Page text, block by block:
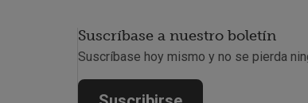
Suscríbase a nuestro boletín
Suscríbase hoy mismo y no se pierda